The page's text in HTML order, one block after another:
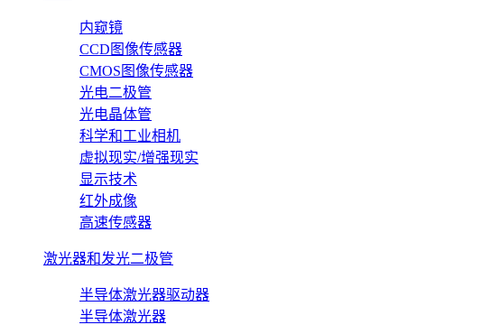
内窥镜
CCD图像传感器
CMOS图像传感器
光电二极管
光电晶体管
科学和工业相机
虚拟现实/增强现实
显示技术
红外成像
高速传感器
激光器和发光二极管
半导体激光器驱动器
半导体激光器